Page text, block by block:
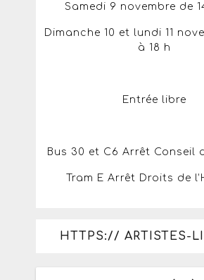
Samedi 9 novembre de
Dimanche 10 et lundi 11
à 18 h
Entrée libre
Bus 30 et C6 Arrêt Conseil
Tram E Arrêt Droits de
HTTPS:// ARTISTES-